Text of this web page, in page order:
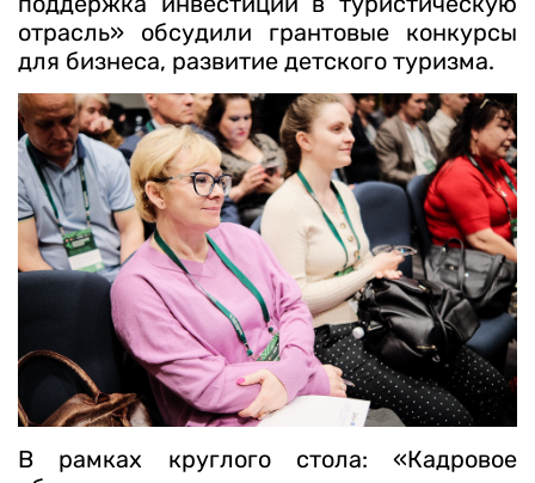
отрасль» обсудили грантовые конкурсы
для бизнеса, развитие детского туризма.
В рамках круглого стола: «Кадровое